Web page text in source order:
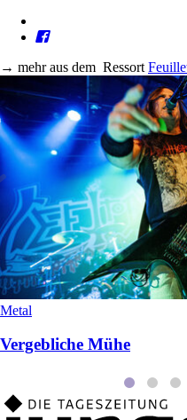
→ mehr aus dem Ressort
Metal
Vergebliche Mühe